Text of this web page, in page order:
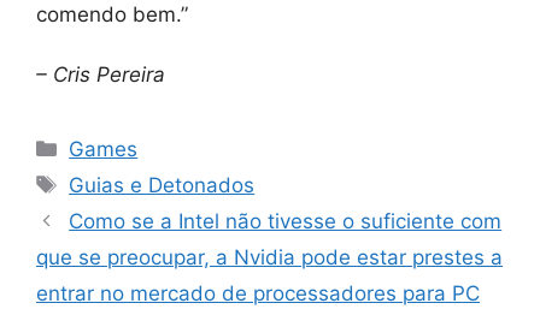
comendo bem.”
– Cris Pereira
Categorias
Games
Tags
Guias e Detonados
Como se a Intel não tivesse o suficiente com
que se preocupar, a Nvidia pode estar prestes a
entrar no mercado de processadores para PC